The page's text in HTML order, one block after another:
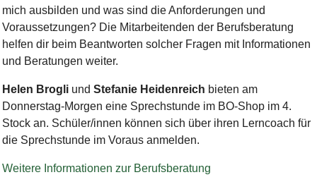
mich ausbilden und was sind die Anforderungen und
Voraussetzungen? Die Mitarbeitenden der Berufsberatung
helfen dir beim Beantworten solcher Fragen mit Informationen
und Beratungen weiter.
Helen Brogliund Stefanie Heidenreich bieten am
Donnerstag-Morgen eine Sprechstunde im BO-Shop im 4.
Stock an. Schüler/innen können sich über ihren Lerncoach für
die Sprechstunde im Voraus anmelden.
Weitere Informationen zur Berufsberatung